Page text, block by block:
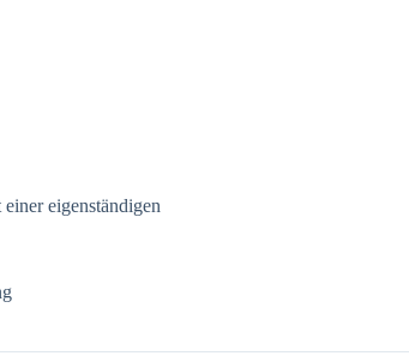
eigenständigen